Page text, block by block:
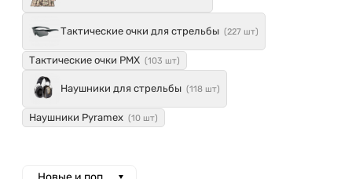
Тактические очки для стрельбы (227 шт)
Тактические очки PMX (103 шт)
Наушники для стрельбы (118 шт)
Наушники Pyramex (10 шт)